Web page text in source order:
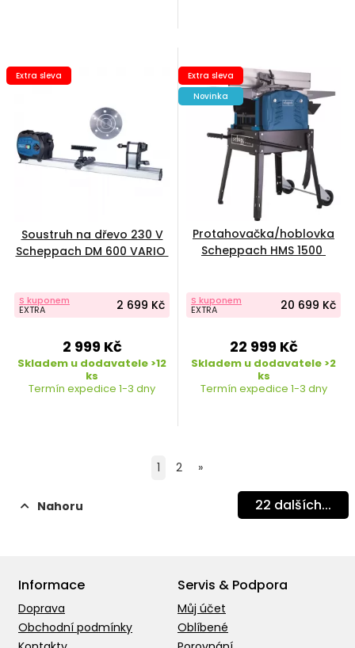
Extra sleva
Soustruh na dřevo 230 V
Scheppach DM 600 VARIO
S kuponem
EXTRA 2 699 Kč
2 999 Kč
Skladem u dodavatele >12
ks
Termín expedice 1-3 dny
Extra sleva
Novinka
Protahovačka/hoblovka
Scheppach HMS 1500
S kuponem
EXTRA 20 699 Kč
22 999 Kč
Skladem u dodavatele >2
ks
Termín expedice 1-3 dny
Nahoru
1 2 »
22 dalších...
Informace
Doprava
Obchodní podmínky
Servis & Podpora
Můj účet
Oblíbené